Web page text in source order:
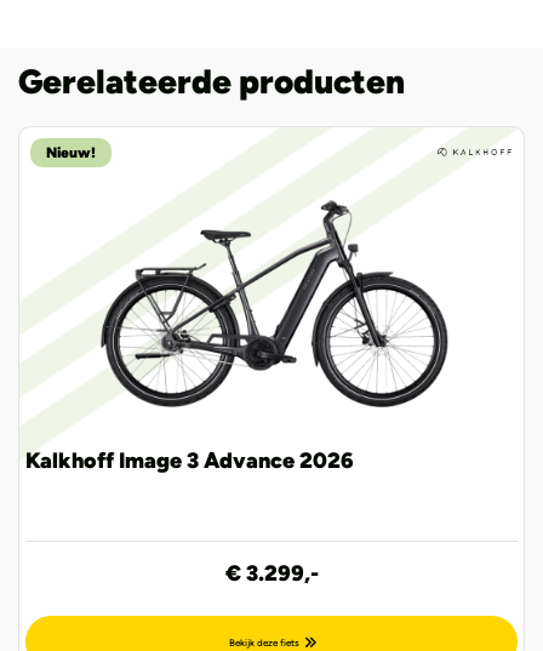
Gerelateerde producten
Kalkhoff Image 3 Advance 2026
€ 3.299,-
Bekijk deze fiets
Nieuw!